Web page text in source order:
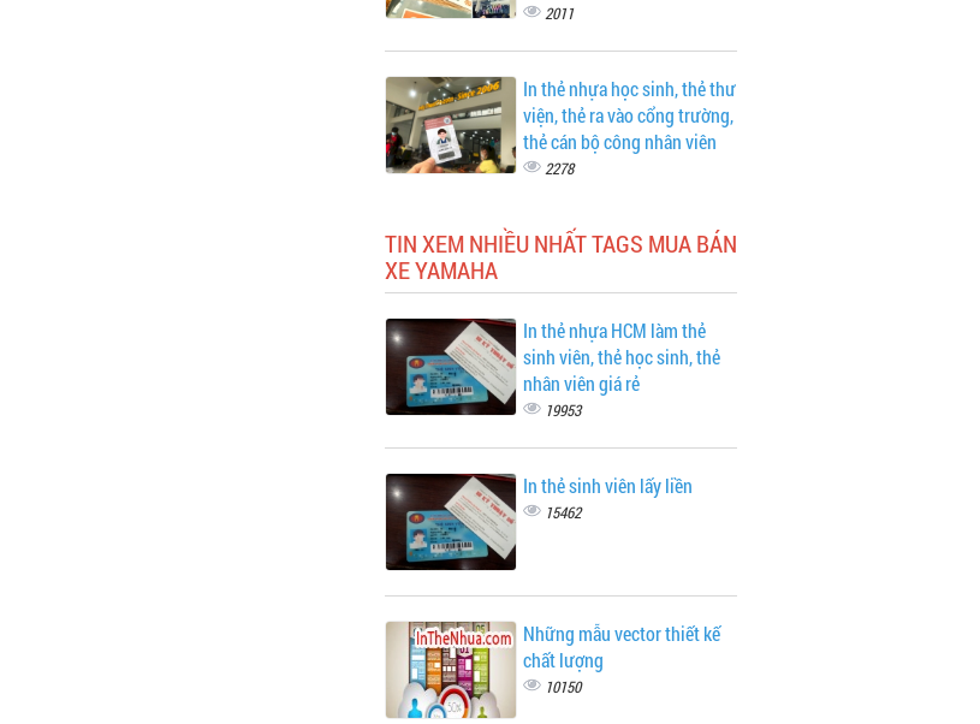
2011
In thẻ nhựa học sinh, thẻ thư
viện, thẻ ra vào cổng trường,
thẻ cán bộ công nhân viên
2278
TIN XEM NHIỀU NHẤT TAGS MUA BÁN
XE YAMAHA
In thẻ nhựa HCM làm thẻ
sinh viên, thẻ học sinh, thẻ
nhân viên giá rẻ
19953
In thẻ sinh viên lấy liền
15462
Những mẫu vector thiết kế
chất lượng
10150